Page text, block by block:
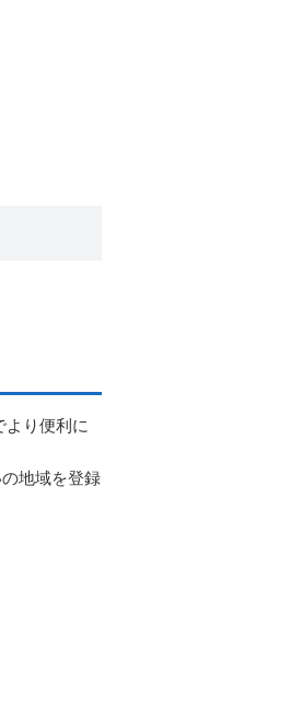
より便利に
地域を登録